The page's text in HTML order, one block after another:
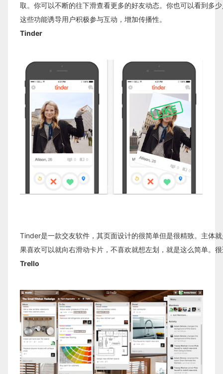
取。你可以不断的往下滑查看更多的好友动态。你也可以看到多
这些功能诱导用户积极参与互动，增加传播性。
Tinder
Tinder是一款交友软件，其页面设计的很简单但是很精致。主体
果喜欢可以就向右滑动卡片，不喜欢就想左划，就是这么简单。
Trello